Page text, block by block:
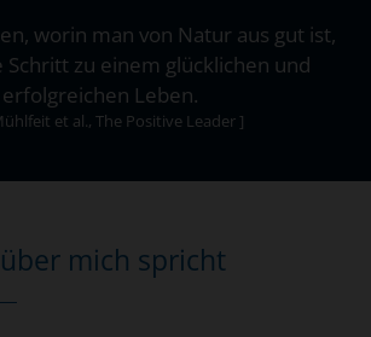
worin man von Natur aus gut ist,
Schritt zu einem glücklichen und
erfolgreichen Leben.
et al., The Positive Leader ]
mich spricht